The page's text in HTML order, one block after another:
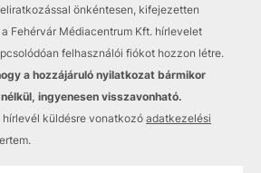
önkéntesen, kifejezetten
Fehérvár Médiacentrum Kft. hírlevelet
felhasználói fiókot hozzon létre.
a hozzájáruló nyilatkozat bármikor
ingyenesen visszavonható.
küldésre vonatkozó adatkezelési